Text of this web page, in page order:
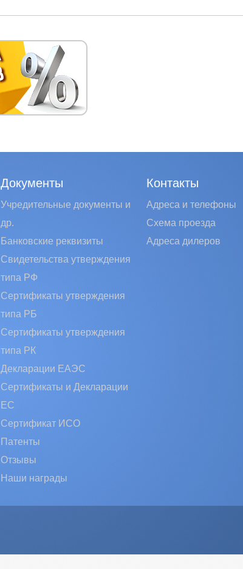
Документы
Учредительные документы и
др.
Банковские реквизиты
Свидетельства утверждения
типа РФ
Сертификаты утверждения
типа РБ
Сертификаты утверждения
типа РК
Декларации ЕАЭС
Сертификаты и Декларации
EC
Сертификат ИСО
Патенты
Отзывы
Наши награды
Контакты
Адреса и телефоны
Схема проезда
Адреса дилеров